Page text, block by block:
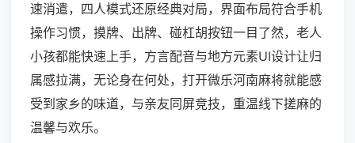
速消遣，四人模式还原经典对局，界面布局符合手机
操作习惯，摸牌、出牌、碰杠胡按钮一目了然，老人
小孩都能快速上手，方言配音与地方元素UI设计让归
属感拉满，无论身在何处，打开微乐河南麻将就能感
受到家乡的味道，与亲友同屏竞技，重温线下搓麻的
温馨与欢乐。